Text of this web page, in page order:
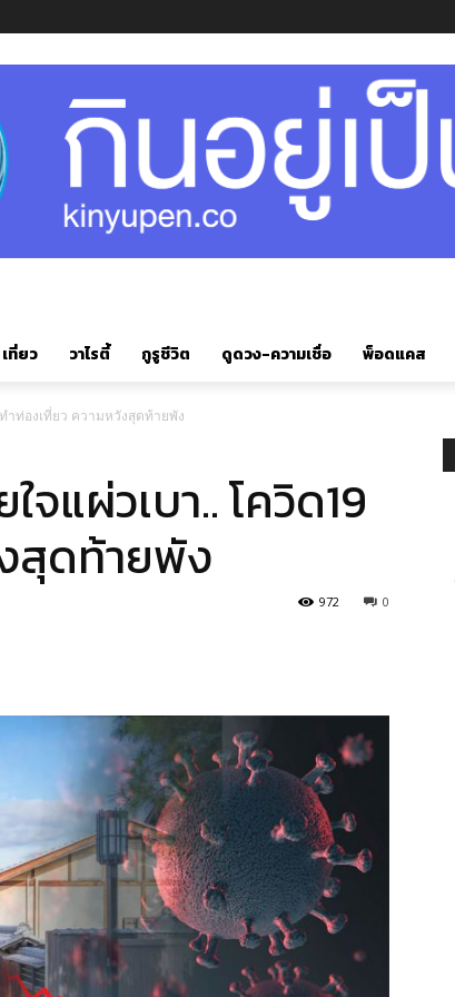
ที่ยว วาไรตี้ กูรูชีวิต ดูดวง-ความเชื่อ พ็อดแคส
ำท่องเที่ยว ความหวังสุดท้ายพัง
จแผ่วเบา.. โควิด19
สุดท้ายพัง
0
972